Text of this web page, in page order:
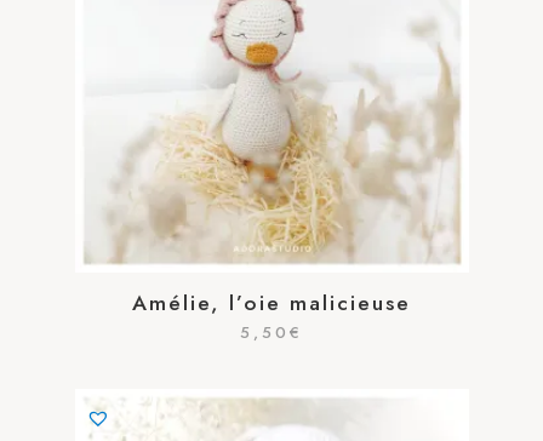
Amélie, l’oie malicieuse
5,50 €